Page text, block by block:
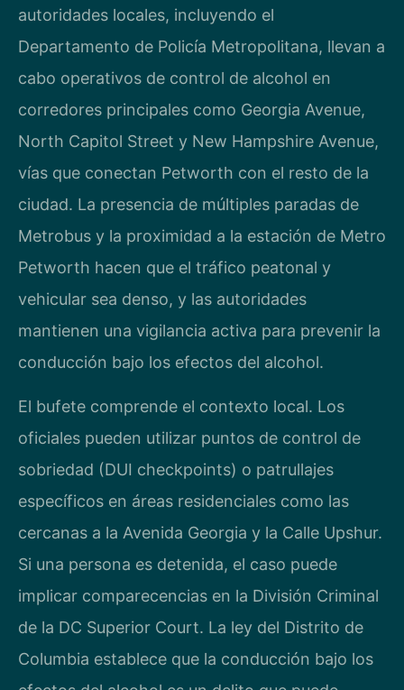
autoridades locales, incluyendo el
Departamento de Policía Metropolitana, llevan a
cabo operativos de control de alcohol en
corredores principales como Georgia Avenue,
North Capitol Street y New Hampshire Avenue,
vías que conectan Petworth con el resto de la
ciudad. La presencia de múltiples paradas de
Metrobus y la proximidad a la estación de Metro
Petworth hacen que el tráfico peatonal y
vehicular sea denso, y las autoridades
mantienen una vigilancia activa para prevenir la
conducción bajo los efectos del alcohol.
El bufete comprende el contexto local. Los
oficiales pueden utilizar puntos de control de
sobriedad (DUI checkpoints) o patrullajes
específicos en áreas residenciales como las
cercanas a la Avenida Georgia y la Calle Upshur.
Si una persona es detenida, el caso puede
implicar comparecencias en la División Criminal
de la DC Superior Court. La ley del Distrito de
Columbia establece que la conducción bajo los